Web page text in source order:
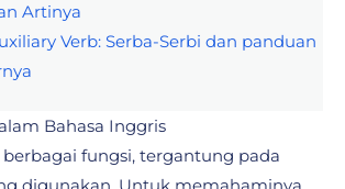
Artinya
Verb: Serba-Serbi dan panduan
Bahasa Inggris
fungsi, tergantung pada
digunakan. Untuk memahaminya,